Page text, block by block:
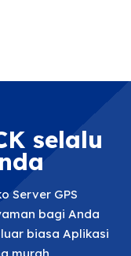
selalu
Server GPS
bagi Anda
biasa Aplikasi